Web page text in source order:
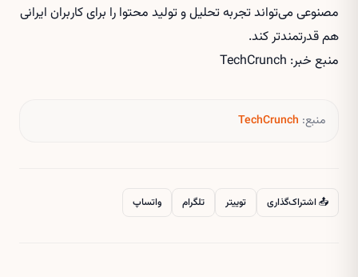
مصنوعی می‌تواند تجربه تحلیل و تولید محتوا را برای کاربران ایرانی
هم قدرتمندتر کند.
منبع خبر: TechCrunch
منبع: TechCrunch
📤 اشتراک‌گذاری توییتر تلگرام واتساپ